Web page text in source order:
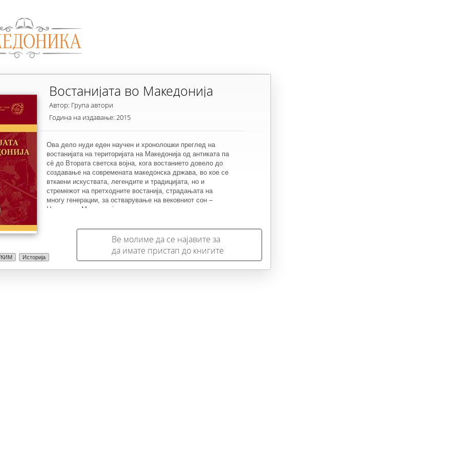
Историја
Востанијата во Македонија
Автор: Група автори
Година на издавање: 2015
Ова дело нуди еден научен и хронолошки преглед на
востанијата на територијата на Македонија од антиката па
сè до Втората светска војна, кога востанието довело до
создавање на современата македонска држава, во кое се
вткаени искуствата, легендите и традицијата, но и
стремежот на претходните востанија, страдањата на
многу генерации, за остварување на вековниот сон –
Независна Македонија.
Ве молиме да се најавите за
да имате пристап до книгите